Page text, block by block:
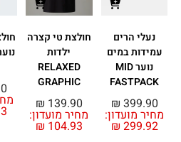
נעלי הרים
עמידות במים
נוער MID
FASTPACK
מחיר מועדון:
₪ 299.92
₪ 399.90
חולצת טי קצרה
ילדות
RELAXED
GRAPHIC
מחיר מועדון:
₪ 104.93
₪ 139.90